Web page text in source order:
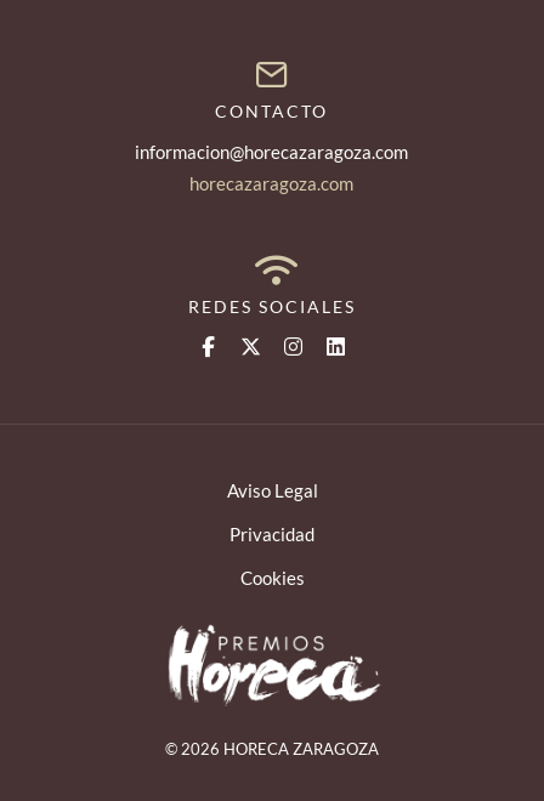
CONTACTO
informacion@horecazaragoza.com
horecazaragoza.com
REDES SOCIALES
Aviso Legal
Privacidad
Cookies
© 2026 HORECA ZARAGOZA